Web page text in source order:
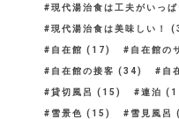
現代湯治食は工夫がいっぱ
現代湯治食は美味しい！
自在館 (17) 自在館の
自在館の接客 (34) 自
貸切風呂 (15) 連泊
雪景色 (15) 雪見風呂